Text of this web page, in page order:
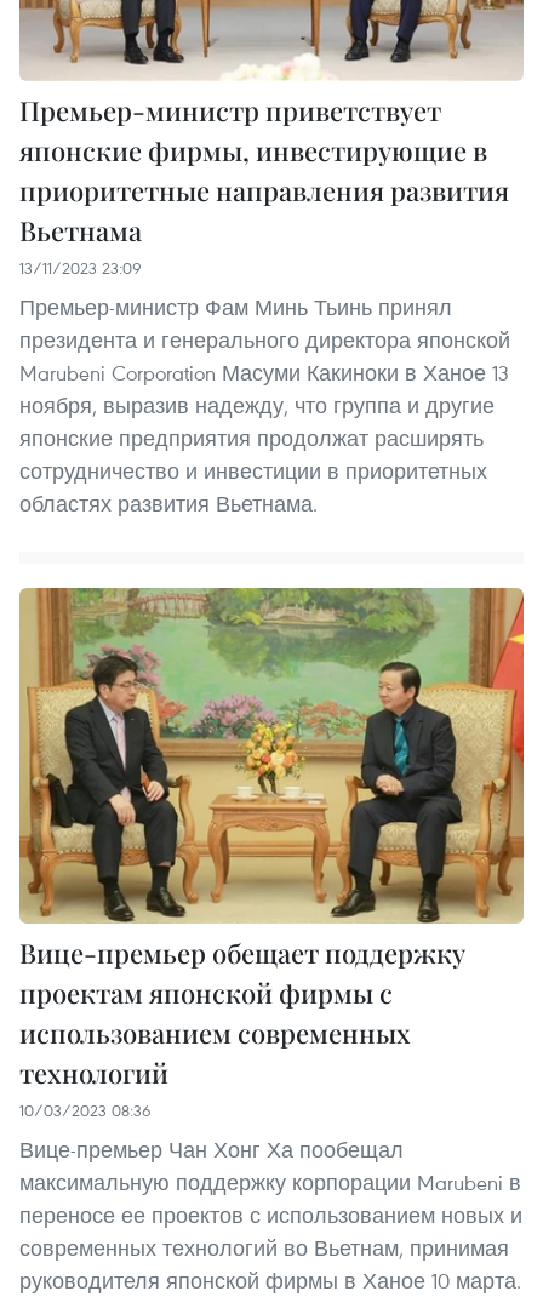
Премьер-министр приветствует
японские фирмы, инвестирующие в
приоритетные направления развития
Вьетнама
13/11/2023 23:09
Премьер-министр Фам Минь Тьинь принял
президента и генерального директора японской
Marubeni Corporation Масуми Какиноки в Ханое 13
ноября, выразив надежду, что группа и другие
японские предприятия продолжат расширять
сотрудничество и инвестиции в приоритетных
областях развития Вьетнама.
Вице-премьер обещает поддержку
проектам японской фирмы с
использованием современных
технологий
10/03/2023 08:36
Вице-премьер Чан Хонг Ха пообещал
максимальную поддержку корпорации Marubeni в
переносе ее проектов с использованием новых и
современных технологий во Вьетнам, принимая
руководителя японской фирмы в Ханое 10 марта.